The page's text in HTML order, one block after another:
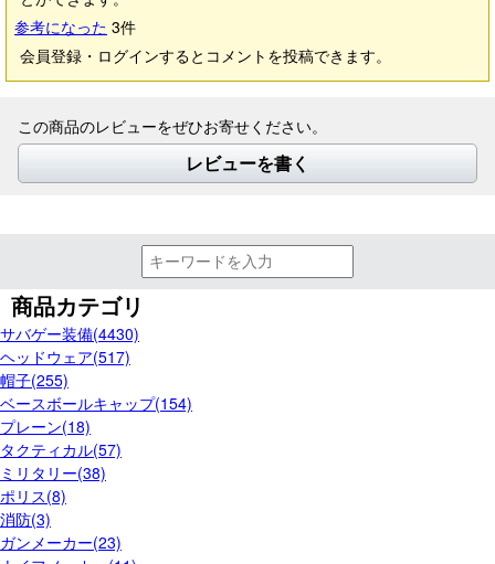
参考になった 3件
会員登録・ログインするとコメントを投稿できます。
この商品のレビューをぜひお寄せください。
レビューを書く
商品カテゴリ
サバゲー装備(4430)
ヘッドウェア(517)
帽子(255)
ベースボールキャップ(154)
プレーン(18)
タクティカル(57)
ミリタリー(38)
ポリス(8)
消防(3)
ガンメーカー(23)